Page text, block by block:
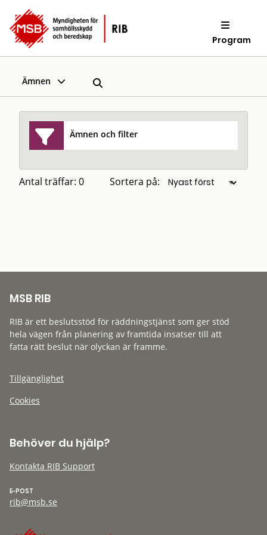
Program
Ämnen
Ämnen och filter
Antal träffar: 0 Sortera på:
MSB RIB
RIB är ett beslutsstöd för räddningstjänst som ger stöd
hela vägen från planering av framtida insatser till att
fatta rätt beslut när olyckan är framme.
Tillgänglighet
Cookies
Behöver du hjälp?
Kontakta RIB Support
E-POST
rib@msb.se